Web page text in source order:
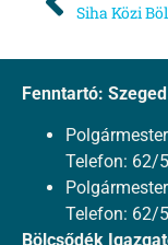
Fenntartó:
Telefon: 62/
Telefon: 62/
Bölcsődék